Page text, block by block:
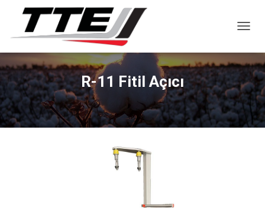
R-11 Fitil Açıcı